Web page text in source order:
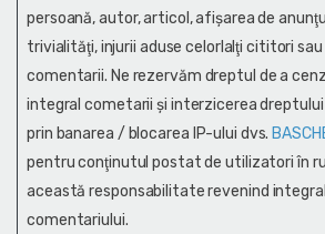
persoană, autor, articol, afişarea de
trivialităţi, injurii aduse celorlalţi cititori
comentarii. Ne rezervăm dreptul de a
integral cometarii și interzicerea
prin banarea / blocarea IP-ului dvs.
pentru conţinutul postat de utilizatori în
această responsabilitate revenind
comentariului.